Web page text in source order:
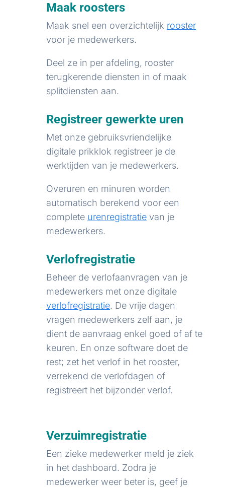
Maak roosters
Maak snel een overzichtelijk rooster
voor je medewerkers.
Deel ze in per afdeling, rooster
terugkerende diensten in of maak
splitdiensten aan.
Registreer gewerkte uren
Met onze gebruiksvriendelijke
digitale prikklok registreer je de
werktijden van je medewerkers.
Overuren en minuren worden
automatisch berekend voor een
complete urenregistratievan je
medewerkers.
Verlofregistratie
Beheer de verlofaanvragen van je
medewerkers met onze digitale
verlofregistratie. De vrije dagen
vragen medewerkers zelf aan, je
dient de aanvraag enkel goed of af te
keuren. En onze software doet de
rest; zet het verlof in het rooster,
verrekend de verlofdagen of
registreert het bijzonder verlof.
Verzuimregistratie
Een zieke medewerker meld je ziek
in het dashboard. Zodra je
medewerker weer beter is, geef je